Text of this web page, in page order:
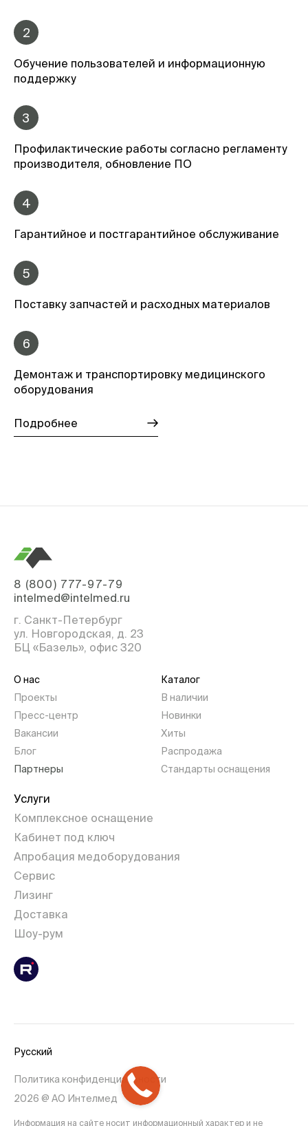
2
Обучение пользователей и информационную
поддержку
3
Профилактические работы согласно регламенту
производителя, обновление ПО
4
Гарантийное и постгарантийное обслуживание
5
Поставку запчастей и расходных материалов
6
Демонтаж и транспортировку медицинского
оборудования
Подробнее
8 (800) 777-97-79
intelmed@intelmed.ru
г. Санкт-Петербург
ул. Новгородская, д. 23
БЦ «Базель», офис 320
О нас
Проекты
Пресс-центр
Вакансии
Блог
Партнеры
Каталог
В наличии
Новинки
Хиты
Распродажа
Стандарты оснащения
Услуги
Комплексное оснащение
Кабинет под ключ
Апробация медоборудования
Сервис
Лизинг
Доставка
Шоу-рум
Русский
Политика конфиденциальности
2026 @ АО Интелмед
Информация на сайте носит информационный характер и не